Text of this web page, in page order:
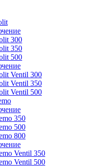
300
350
500
Ventil 300
Ventil 350
Ventil 500
350
500
800
Ventil 350
Ventil 500